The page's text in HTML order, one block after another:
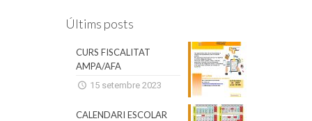
Últims posts
CURS FISCALITAT
AMPA/AFA
15 setembre 2023
CALENDARI ESCOLAR